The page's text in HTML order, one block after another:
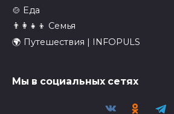
🍲 Еда
👨‍👩‍👧‍👦 Семья
🌍 Путешествия | INFOPULS
Мы в социальных сетях